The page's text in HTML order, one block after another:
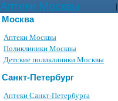
Аптеки Москвы |
Москва
Аптеки Москвы
Поликлиники Москвы
Детские поликлиники Москвы
Санкт-Петербург
Аптеки Санкт-Петербурга